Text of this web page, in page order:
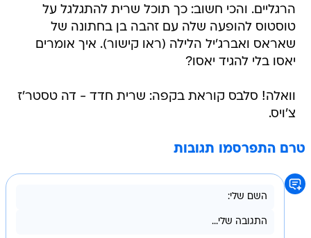
הרגליים. והכי חשוב: כך תוכל שרית להתגלגל על
טוסטוס להופעה שלה עם זהבה בן בחתונה של
שאראס ואברג'יל הלילה (ראו קישור). איך אומרים
יאסו בלי להגיד יאסו?
וואלה! סלבס קוראת בקפה: שרית חדד - דה טסטר'ז
צ'ויס.
טרם התפרסמו תגובות